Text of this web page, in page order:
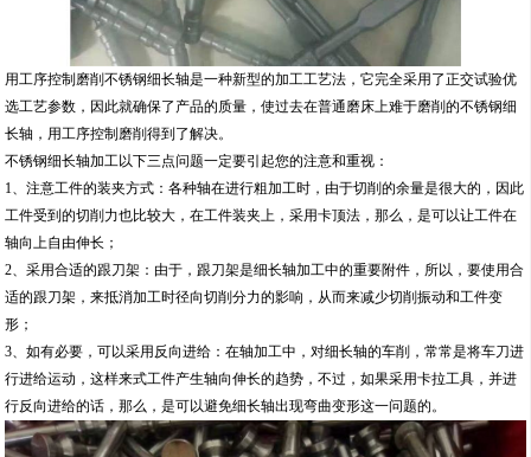
用工序控制磨削不锈钢细长轴是一种新型的加工工艺法，它完全采用了正交试验优
选工艺参数，因此就确保了产品的质量，使过去在普通磨床上难于磨削的不锈钢细
长轴，用工序控制磨削得到了解决。
不锈钢细长轴加工以下三点问题一定要引起您的注意和重视：
1、注意工件的装夹方式：各种轴在进行粗加工时，由于切削的余量是很大的，因此
工件受到的切削力也比较大，在工件装夹上，采用卡顶法，那么，是可以让工件在
轴向上自由伸长；
2、采用合适的跟刀架：由于，跟刀架是细长轴加工中的重要附件，所以，要使用合
适的跟刀架，来抵消加工时径向切削分力的影响，从而来减少切削振动和工件变
形；
3、如有必要，可以采用反向进给：在轴加工中，对细长轴的车削，常常是将车刀进
行进给运动，这样来式工件产生轴向伸长的趋势，不过，如果采用卡拉工具，并进
行反向进给的话，那么，是可以避免细长轴出现弯曲变形这一问题的。